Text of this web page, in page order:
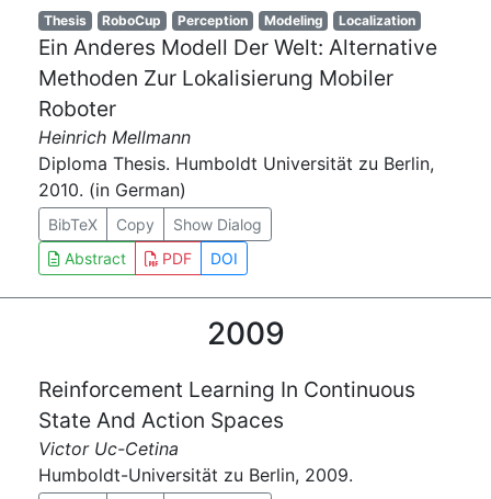
Thesis RoboCup Perception Modeling Localization
Ein Anderes Modell Der Welt: Alternative
Methoden Zur Lokalisierung Mobiler
Roboter
Heinrich Mellmann
Diploma Thesis. Humboldt Universität zu Berlin,
2010. (in German)
BibTeX Copy
Show Dialog
Abstract
PDF DOI
2009
Reinforcement Learning In Continuous
State And Action Spaces
Victor Uc-Cetina
Humboldt-Universität zu Berlin, 2009.